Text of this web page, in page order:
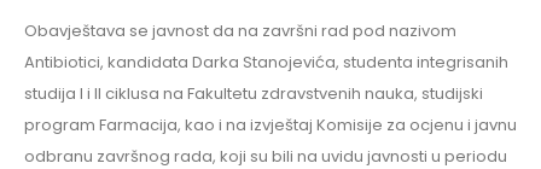
Obavještava se javnost da na završni rad pod nazivom
Antibiotici, kandidata Darka Stanojevića, studenta integrisanih
studija I i II ciklusa na Fakultetu zdravstvenih nauka, studijski
program Farmacija, kao i na izvještaj Komisije za ocjenu i javnu
odbranu završnog rada, koji su bili na uvidu javnosti u periodu